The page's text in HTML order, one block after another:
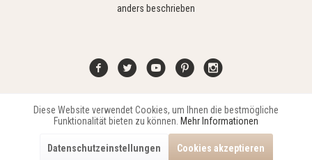
anders beschrieben
Kontakt Widerrufsrecht Impressum Versand Datenschutz
Copyright © 2021 Edona Design GmbH // DesignDupp GmbH
Funktionale Aktiv
Aktiv
Diese Website verwendet Cookies, um Ihnen die bestmögliche
Funktionalität bieten zu können. Mehr Informationen
Datenschutzeinstellungen Cookies akzeptieren